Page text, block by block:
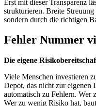
Erst mit dieser Transparenz
strukturieren. Breite
sondern durch die richtigen
Fehler Nummer
Die eigene
Viele Menschen investieren
Depot, das nicht zur eigenen
automatisch zu Fehlern.
Wer zu wenig Risiko hat,